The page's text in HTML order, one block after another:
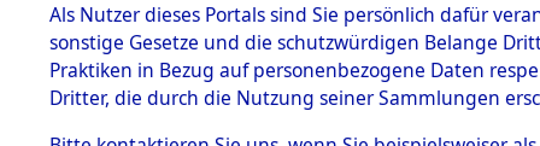
1.2.9.1
Effekten aus
dem KZ
Dachau
Effekten aus
DOKUMENTE
Als Nutzer dieses Portals sind Sie persönlich dafür
sonstige Gesetze und die schutzwürdigen Belange
Praktiken in Bezug auf personenbezogene Daten
Dritter, die durch die Nutzung seiner Sammlungen